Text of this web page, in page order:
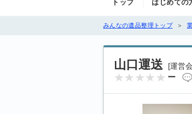
トップ はじめての
みんなの遺品整理トップ
山口運送
[運営
ー